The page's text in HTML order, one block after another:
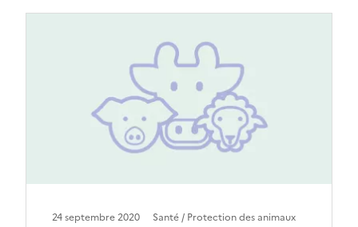
24 septembre 2020 Santé / Protection des animaux